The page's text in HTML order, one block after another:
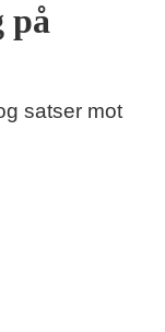
på
satser mot